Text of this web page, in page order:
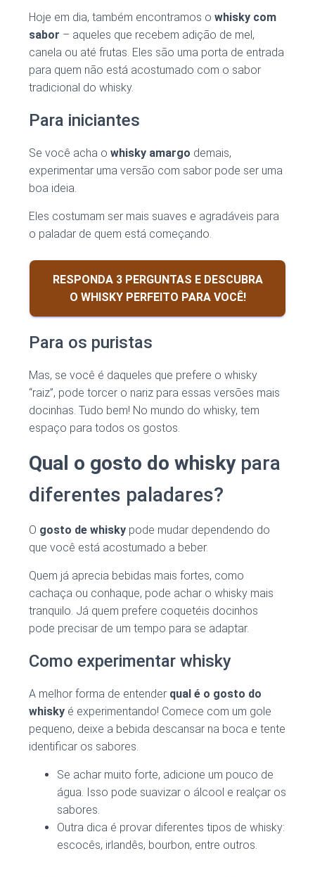
Hoje em dia, também encontramos o whisky com
sabor – aqueles que recebem adição de mel,
canela ou até frutas. Eles são uma porta de entrada
para quem não está acostumado com o sabor
tradicional do whisky.
Para iniciantes
Se você acha o whisky amargo demais,
experimentar uma versão com sabor pode ser uma
boa ideia.
Eles costumam ser mais suaves e agradáveis para
o paladar de quem está começando.
RESPONDA 3 PERGUNTAS E DESCUBRA
O WHISKY PERFEITO PARA VOCÊ!
Para os puristas
Mas, se você é daqueles que prefere o whisky
“raiz”, pode torcer o nariz para essas versões mais
docinhas. Tudo bem! No mundo do whisky, tem
espaço para todos os gostos.
Qual o gosto do whiskypara
diferentes paladares?
O gosto de whisky pode mudar dependendo do
que você está acostumado a beber.
Quem já aprecia bebidas mais fortes, como
cachaça ou conhaque, pode achar o whisky mais
tranquilo. Já quem prefere coquetéis docinhos
pode precisar de um tempo para se adaptar.
Como experimentar whisky
A melhor forma de entender qual é o gosto do
whisky é experimentando! Comece com um gole
pequeno, deixe a bebida descansar na boca e tente
identificar os sabores.
Se achar muito forte, adicione um pouco de
água. Isso pode suavizar o álcool e realçar os
sabores.
Outra dica é provar diferentes tipos de whisky:
escocês, irlandês, bourbon, entre outros.